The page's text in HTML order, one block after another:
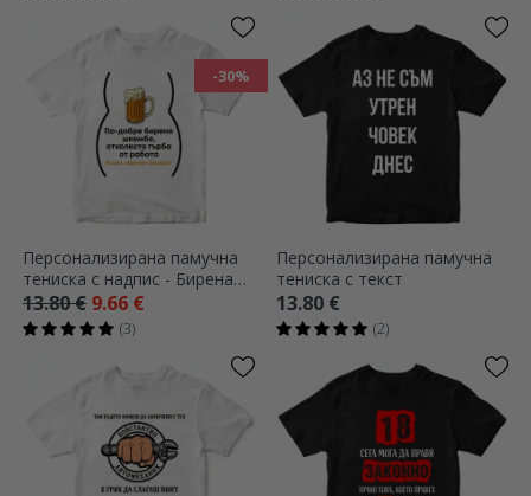
-30%
Персонализирана памучна
тениска с надпис - Бирена
коремче
13.80 € 9.66 €
(3)
Персонализирана памучна
тениска с текст
13.80 €
(2)